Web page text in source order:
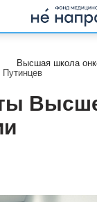
Высшая школа